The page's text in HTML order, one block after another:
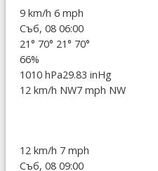
9 km/h 6 mph
Съб, 08 06:00
21° 70° 21° 70°
66%
1010 hPa29.83 inHg
12 km/h NW7 mph NW
12 km/h 7 mph
Съб, 08 09:00